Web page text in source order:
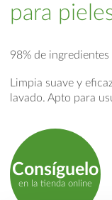
para
98% de
Limpia suave y
lavado. Apto para
Consíguelo
en la tienda online